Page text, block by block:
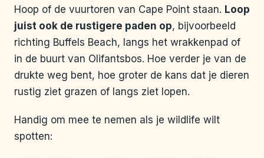
Hoop of de vuurtoren van Cape Point staan. Loop
juist ook de rustigere paden op, bijvoorbeeld
richting Buffels Beach, langs het wrakkenpad of
in de buurt van Olifantsbos. Hoe verder je van de
drukte weg bent, hoe groter de kans dat je dieren
rustig ziet grazen of langs ziet lopen.
Handig om mee te nemen als je wildlife wilt
spotten: